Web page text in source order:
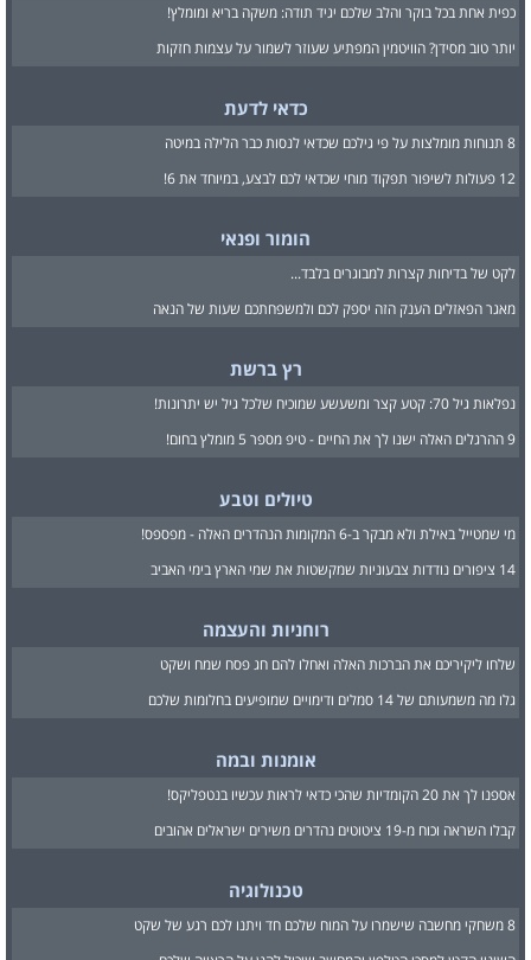
כפית אחת בכל בוקר והלב שלכם יגיד תודה: משקה בריא ומומלץ!
יותר טוב מסידן? הוויטמין המפתיע שעוזר לשמור על עצמות חזקות
כדאי לדעת
8 תנוחות מומלצות על פי גילכם שכדאי לנסות כבר הלילה במיטה
12 פעולות לשיפור תפקוד מוחי שכדאי לכם לבצע, במיוחד את 6!
הומור ופנאי
לקט של בדיחות קצרות למבוגרים בלבד...
מאגר הפאזלים הענק הזה יספק לכם ולמשפחתכם שעות של הנאה
רץ ברשת
נפלאות גיל 70: קטע קצר ומשעשע שמוכיח שלכל גיל יש יתרונות!
9 ההרגלים האלה ישנו לך את החיים - טיפ מספר 5 מומלץ בחום!
טיולים וטבע
מי שמטייל באילת ולא מבקר ב-6 המקומות הנהדרים האלה - מפספס!
14 ציפורים נודדות צבעוניות שמקשטות את שמי הארץ בימי האביב
רוחניות והעצמה
שלחו ליקיריכם את הברכות האלה ואחלו להם חג פסח שמח ושקט
גלו מה משמעותם של 14 סמלים ודימויים שמופיעים בחלומות שלכם
אומנות ובמה
אספנו לך את 20 הקומדיות שהכי כדאי לראות עכשיו בנטפליקס!
קבלו השראה וכוח מ-19 ציטוטים נהדרים משירים ישראלים אהובים
טכנולוגיה
8 משחקי מחשבה שישמרו על המוח שלכם חד ויתנו לכם רגע של שקט